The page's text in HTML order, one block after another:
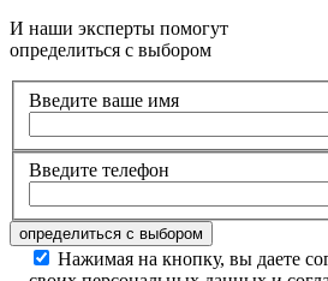
И наши эксперты помогут
определиться с выбором
Введите ваше имя
Введите телефон
Нажимая на кнопку, вы даете